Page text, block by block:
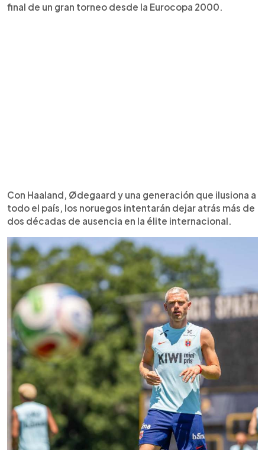
final de un gran torneo desde la Eurocopa 2000.
Con Haaland, Ødegaard y una generación que ilusiona a
todo el país, los noruegos intentarán dejar atrás más de
dos décadas de ausencia en la élite internacional.